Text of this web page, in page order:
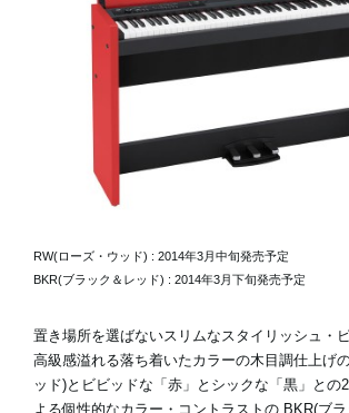
RW(ローズ・ウッド) : 2014年3月中旬発売予定
BKR(ブラック＆レッド) : 2014年3月下旬発売予定
置き場所を選ばないスリムなスタイリッシュ・ピ
高級感溢れる落ち着いたカラーの木目調仕上げ
ッド)とビビッドな「赤」とシックな「黒」との
よる個性的なカラー・コントラストの BKR(ブ